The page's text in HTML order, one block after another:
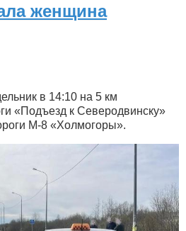
женщина
в 14:10 на 5 км
«Подъезд к Северодвинску»
М-8 «Холмогоры».